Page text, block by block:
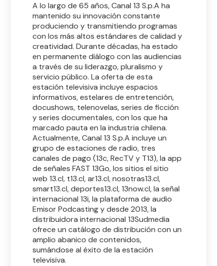
A lo largo de 65 años, Canal 13 S.p.A ha
mantenido su innovación constante
produciendo y transmitiendo programas
con los más altos estándares de calidad y
creatividad. Durante décadas, ha estado
en permanente diálogo con las audiencias
a través de su liderazgo, pluralismo y
servicio público. La oferta de esta
estación televisiva incluye espacios
informativos, estelares de entretención,
docushows, telenovelas, series de ficción
y series documentales, con los que ha
marcado pauta en la industria chilena.
Actualmente, Canal 13 S.p.A incluye un
grupo de estaciones de radio, tres
canales de pago (13c, RecTV y T13), la app
de señales FAST 13Go, los sitios el sitio
web 13.cl, t13.cl, ar13.cl, nosotras13.cl,
smart13.cl, deportes13.cl, 13now.cl, la señal
internacional 13i, la plataforma de audio
Emisor Podcasting y desde 2013, la
distribuidora internacional 13Sudmedia
ofrece un catálogo de distribución con un
amplio abanico de contenidos,
sumándose al éxito de la estación
televisiva.